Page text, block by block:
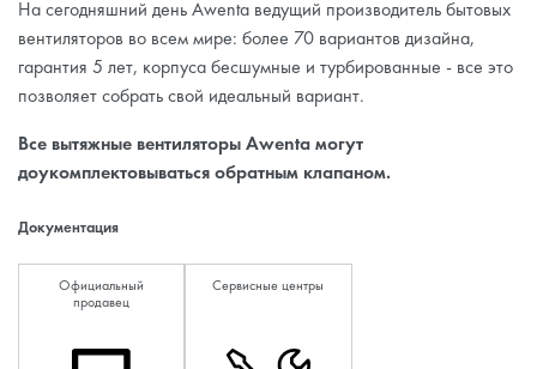
На сегодняшний день Awenta ведущий производитель бытовых
вентиляторов во всем мире: более 70 вариантов дизайна,
гарантия 5 лет, корпуса бесшумные и турбированные - все это
позволяет собрать свой идеальный вариант.
Все вытяжные вентиляторы Awenta могут
доукомплектовываться обратным клапаном.
Документация
Официальный
продавец
Сервисные центры